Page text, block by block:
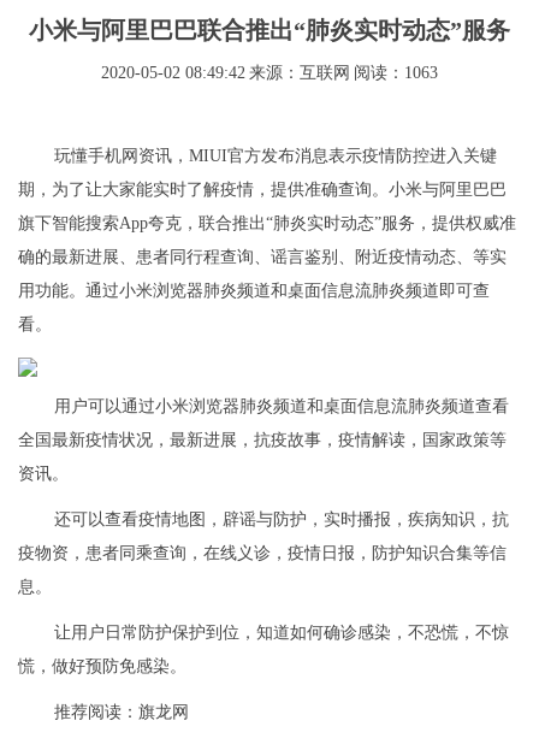
小米与阿里巴巴联合推出“肺炎实时动态”服务
2020-05-02 08:49:42 来源：互联网 阅读：1063
玩懂手机网资讯，MIUI官方发布消息表示疫情防控进入关键
期，为了让大家能实时了解疫情，提供准确查询。小米与阿里巴巴
旗下智能搜索App夸克，联合推出“肺炎实时动态”服务，提供权威准
确的最新进展、患者同行程查询、谣言鉴别、附近疫情动态、等实
用功能。通过小米浏览器肺炎频道和桌面信息流肺炎频道即可查
看。
用户可以通过小米浏览器肺炎频道和桌面信息流肺炎频道查看
全国最新疫情状况，最新进展，抗疫故事，疫情解读，国家政策等
资讯。
还可以查看疫情地图，辟谣与防护，实时播报，疾病知识，抗
疫物资，患者同乘查询，在线义诊，疫情日报，防护知识合集等信
息。
让用户日常防护保护到位，知道如何确诊感染，不恐慌，不惊
慌，做好预防免感染。
推荐阅读： 旗龙网